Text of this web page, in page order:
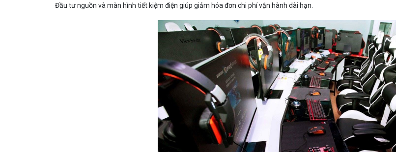
Đầu tư nguồn và màn hình tiết kiệm điện giúp giảm hóa đơn chi phí vận hành dài hạn.